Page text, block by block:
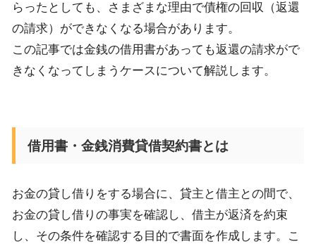
らったとしても、
さまざまな理由で債権の回収
（返還
の請求） ができなくなる場合があります。
この記事では金銭の借用書があっても返還の請求がで
きなくなってしまうケースについて解説します。
借用書・金銭消費貸借契約書とは
お金の貸し借りをする場合に、 貸主と借主との間で、
お金の貸し借りの事実を確認し、 借主が返済を約束
し、その条件を確認する目的で書面を作成します。
こ